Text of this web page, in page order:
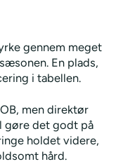
gennem meget
En plads,
i tabellen.
men direktør
gøre det godt på
holdet videre,
hård.